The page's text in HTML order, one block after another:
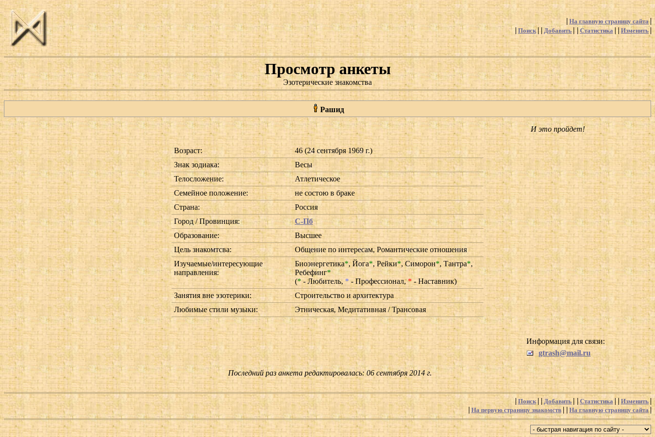
На главную страницу сайта
Поиск
Добавить Статистика Изменить
Просмотр анкеты
Эзотерические знакомства
Рашид
И это пройдет!
Возраст:
46 (24 сентября 1969 г.)
Знак зодиака:
Весы
Телосложение:
Атлетическое
Семейное положение:
не состою в браке
Страна:
Россия
Город / Провинция:
С-Пб
Образование:
Высшее
Цель знакомтсва:
Общение по интересам, Романтические отношения
Изучаемые/интересующие
направления:
Биоэнергетика*,Йога*,Рейки*,Симорон*, Тантра*,
Ребефинг*
(*- Любитель,*- Профессионал,* - Наставник)
Занятия вне эзотерики:
Строительство и архитектура
Любимые стили музыки:
Этническая, Медитативная / Трансовая
Информация для связи:
gtrash@mail.ru
Последний раз анкета редактировалась: 06 сентября 2014 г.
Поиск Добавить Статистика
Изменить
На первую страницу знакомств
На главную страницу сайта